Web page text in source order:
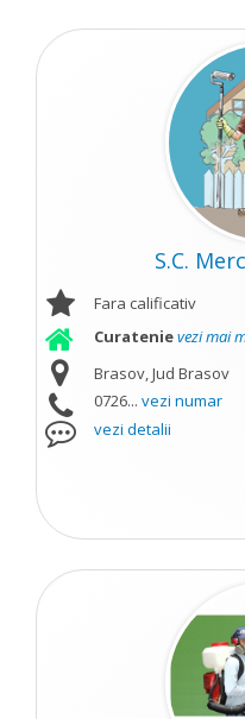
S.C.
Fara calificativ
Curatenievezi mai
Brasov, Jud Brasov
0726... vezi numar
vezi detalii